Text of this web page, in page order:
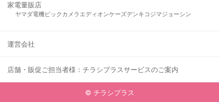
家電量販店
ヤマダ電機ビックカメラ エディオンケーズデンキ コジマジョーシン
運営会社
店舗・販促ご担当者様：チラシプラスサービスのご案内
© チラシプラス